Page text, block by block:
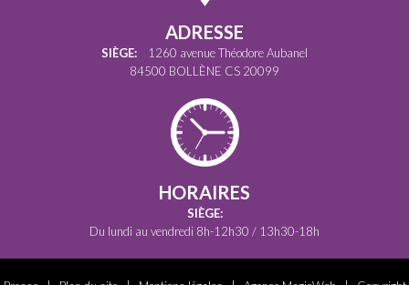
ADRESSE
SIÈGE: 1260 avenue Théodore Aubanel
84500 BOLLÈNE CS 20099
HORAIRES
SIÈGE:
Du lundi au vendredi 8h-12h30 / 13h30-18h